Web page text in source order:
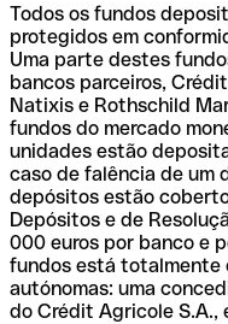
Todos os fundos
protegidos em
Uma parte destes
bancos parceiros,
Natixis e Rothschild
fundos do mercado
unidades estão
caso de falência de um
depósitos estão
Depósitos e de
000 euros por banco e
fundos está totalmente
autónomas: uma
do Crédit Agricole S.A.,